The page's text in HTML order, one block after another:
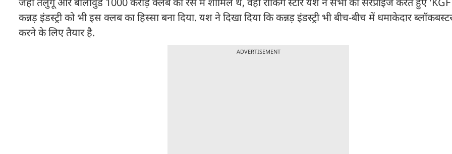
कन्नड़ इंडस्ट्री को भी इस क्लब का हिस्सा बना दिया. यश ने दिखा दिया कि कन्नड़ इंडस्ट्री भी बीच-बीच में धमाकेदार
करने के लिए तैयार है.
ADVERTISEMENT